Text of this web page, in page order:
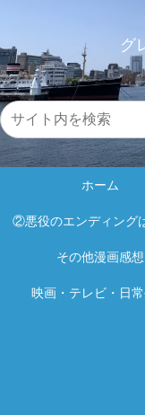
グ
ホーム
②悪役のエンディング
その他漫画感想
映画・テレビ・日